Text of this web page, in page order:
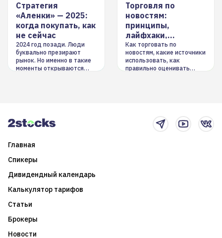
Стратегия
«Аленки» — 2025:
когда покупать, как
не сейчас
2024 год позади. Люди
буквально презирают
рынок. Но именно в такие
моменты открываются
Торговля по
новостям:
принципы,
лайфхаки,
инструменты
Как торговать по
новостям, какие источники
использовать, как
правильно оценивать
Главная
Спикеры
Дивидендный календарь
Калькулятор тарифов
Статьи
Брокеры
Новости